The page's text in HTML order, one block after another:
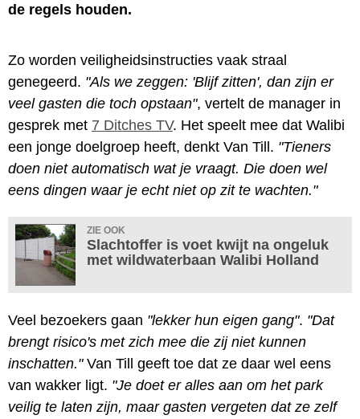
de regels houden.
Zo worden veiligheidsinstructies vaak straal
genegeerd. "Als we zeggen: 'Blijf zitten', dan zijn er
veel gasten die toch opstaan", vertelt de manager in
gesprek met 7 Ditches TV. Het speelt mee dat Walibi
een jonge doelgroep heeft, denkt Van Till. "Tieners
doen niet automatisch wat je vraagt. Die doen wel
eens dingen waar je echt niet op zit te wachten."
ZIE OOK
Slachtoffer is voet kwijt na ongeluk
met wildwaterbaan Walibi Holland
Veel bezoekers gaan "lekker hun eigen gang". "Dat
brengt risico's met zich mee die zij niet kunnen
inschatten."Van Till geeft toe dat ze daar wel eens
van wakker ligt. "Je doet er alles aan om het park
veilig te laten zijn, maar gasten vergeten dat ze zelf